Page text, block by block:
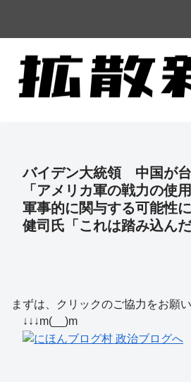
バイデン大統領 中国が
「アメリカ軍の戦力の使
軍事的に関与する可能
健司氏「これは踏み込んだ
まずは、クリックのご協力をお願
↓↓↓m(__)m